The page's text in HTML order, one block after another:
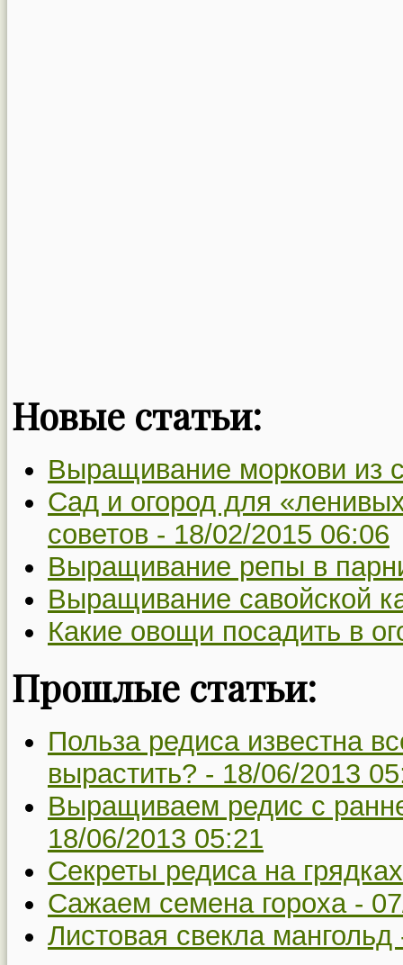
Новые статьи:
Выращивание моркови из
Сад и огород для
советов - 18/02/2015 06:06
Выращивание репы в
Выращивание савойской
Какие овощи посадить в
Прошлые статьи:
Польза редиса известна
вырастить? - 18/06/2013
Выращиваем редис с
18/06/2013 05:21
Секреты редиса на
Сажаем семена гороха -
Листовая свекла